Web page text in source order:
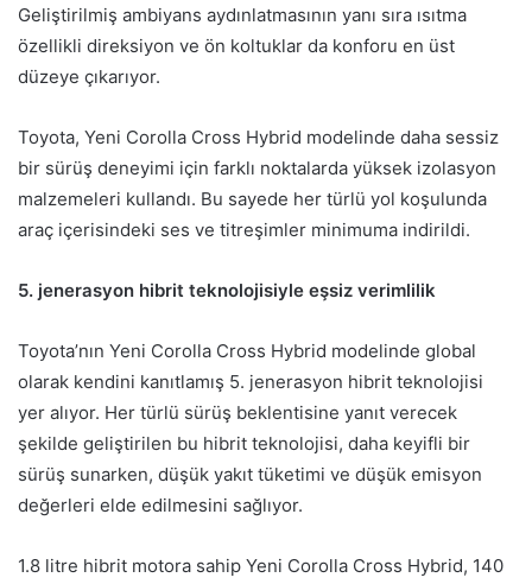
Geliştirilmiş ambiyans aydınlatmasının yanı sıra ısıtma
özellikli direksiyon ve ön koltuklar da konforu en üst
düzeye çıkarıyor.
Toyota, Yeni Corolla Cross Hybrid modelinde daha sessiz
bir sürüş deneyimi için farklı noktalarda yüksek izolasyon
malzemeleri kullandı. Bu sayede her türlü yol koşulunda
araç içerisindeki ses ve titreşimler minimuma indirildi.
5. jenerasyon hibrit teknolojisiyle eşsiz verimlilik
Toyota’nın Yeni Corolla Cross Hybrid modelinde global
olarak kendini kanıtlamış 5. jenerasyon hibrit teknolojisi
yer alıyor. Her türlü sürüş beklentisine yanıt verecek
şekilde geliştirilen bu hibrit teknolojisi, daha keyifli bir
sürüş sunarken, düşük yakıt tüketimi ve düşük emisyon
değerleri elde edilmesini sağlıyor.
1.8 litre hibrit motora sahip Yeni Corolla Cross Hybrid, 140